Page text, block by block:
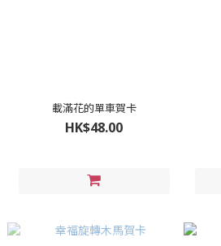
載滿花的單車賀卡
HK$48.00